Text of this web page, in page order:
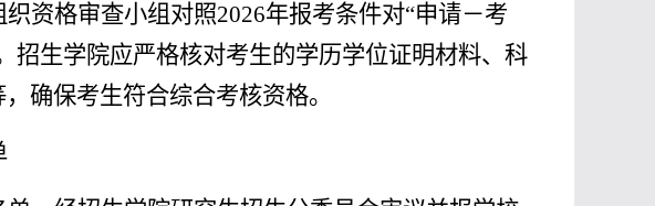
资格审查小组对照2026年报考条件对“申请－考
招生学院应严格核对考生的学历学位证明材料、科
确保考生符合综合考核资格。